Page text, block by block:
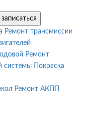
записаться
Ремонт трансмиссии
Ремонт
системы
Покраска
Ремонт АКПП